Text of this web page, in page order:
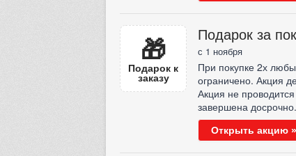
🎁
Подарок к
заказу
Подарок за
с 1 ноября
При покупке 2х
ограничено. Акция
Акция не
завершена
Открыть акцию »